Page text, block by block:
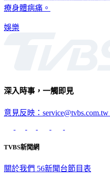
療身體病痛。
娛樂
深入時事，一觸即見
意見反映：service@tvbs.com.tw
TVBS新聞網
關於我們 56新聞台節目表